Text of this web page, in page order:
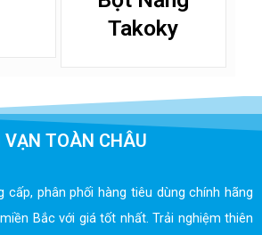
Takoky
TOÀN CHÂU
cấp, phân phối hàng tiêu dùng chính hãng
Bắc với giá tốt nhất. Trải nghiệm thiên